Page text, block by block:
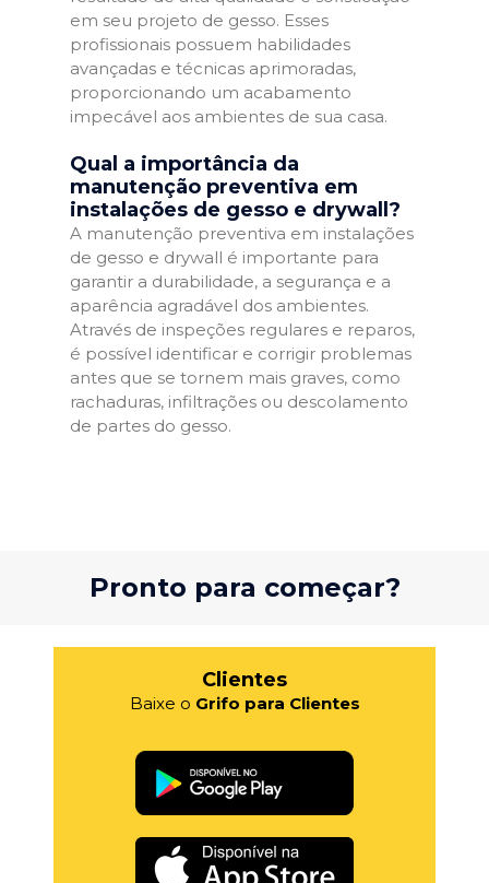
em seu projeto de gesso. Esses
profissionais possuem habilidades
avançadas e técnicas aprimoradas,
proporcionando um acabamento
impecável aos ambientes de sua casa.
Qual a importância da
manutenção preventiva em
instalações de gesso e drywall?
A manutenção preventiva em instalações
de gesso e drywall é importante para
garantir a durabilidade, a segurança e a
aparência agradável dos ambientes.
Através de inspeções regulares e reparos,
é possível identificar e corrigir problemas
antes que se tornem mais graves, como
rachaduras, infiltrações ou descolamento
de partes do gesso.
Pronto para começar?
Clientes
Baixe o Grifo para Clientes